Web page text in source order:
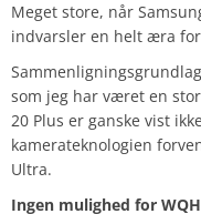
Meget store, når
indvarsler en helt æra
som jeg har været en
20 Plus er ganske vist
kamerateknologien
Ultra.
Ingen mulighed for